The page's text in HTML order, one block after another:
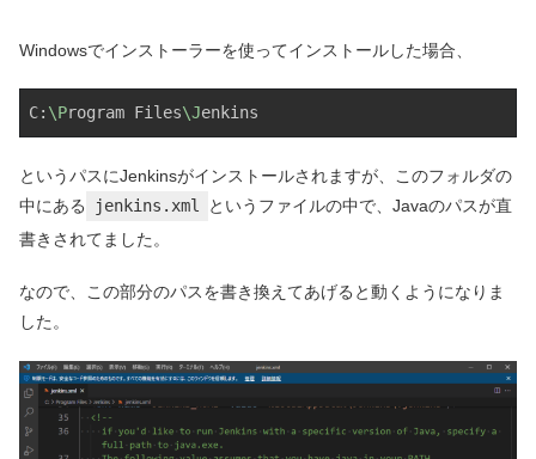
Windowsでインストーラーを使ってインストールした場合、
C: \Program Files\Jenkins
というパスにJenkinsがインストールされますが、このフォルダの
中にある
jenkins.xml
というファイルの中で、Javaのパスが直
書きされてました。
なので、この部分のパスを書き換えてあげると動くようになりま
した。